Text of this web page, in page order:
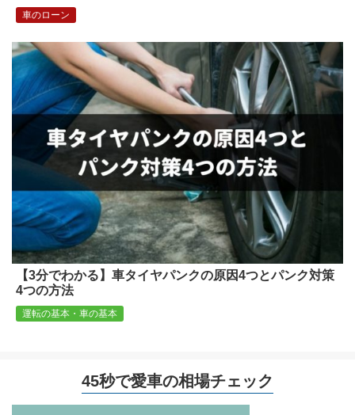
車のローン
【3分でわかる】車タイヤパンクの原因4つとパンク対策
4つの方法
運転の基本・車の基本
45秒で愛車の相場チェック